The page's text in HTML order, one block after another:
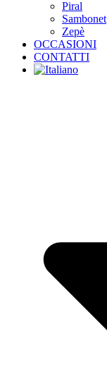
Piral
Sambonet
Zepè
OCCASIONI
CONTATTI